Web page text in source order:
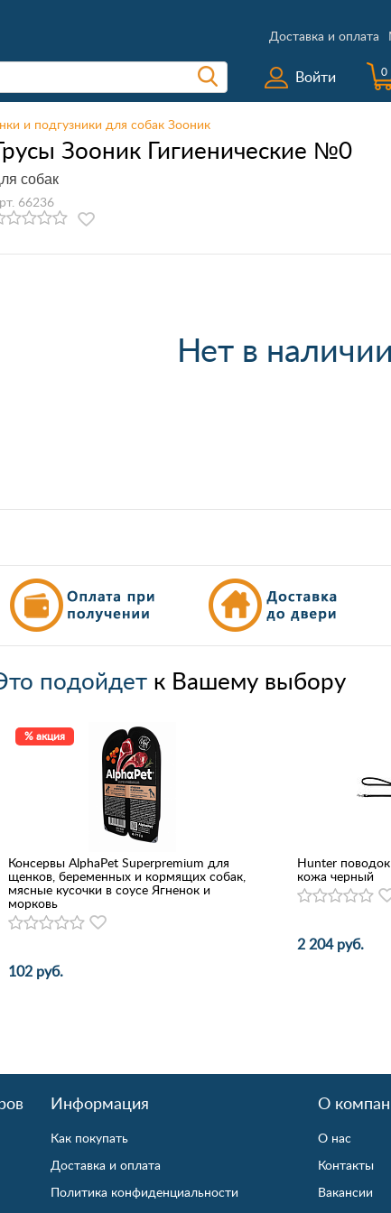
Доставка и оплата
Войти 0
и подгузники для собак Зооник
Зооник Гигиенические №0
собак
66236
Нет в наличии
подойдетк Вашему выбору
% акция
Консервы AlphaPet Superpremium для
щенков, беременных и кормящих собак,
мясные кусочки в соусе Ягненок и
морковь
102 руб.
Hunter
кожа черный
2 204 руб.
Информация
Как покупать
Доставка и оплата
Политика конфиденциальности
О
О нас
Контакты
Вакансии